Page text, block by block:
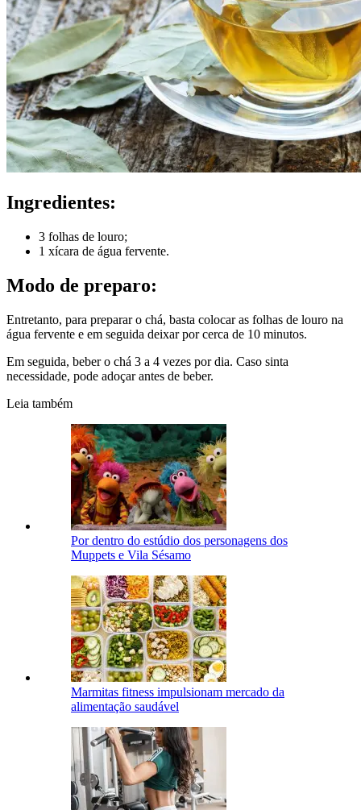
Ingredientes:
3 folhas de louro;
1 xícara de água fervente.
Modo de preparo:
Entretanto, para preparar o chá, basta colocar as folhas de louro na
água fervente e em seguida deixar por cerca de 10 minutos.
Em seguida, beber o chá 3 a 4 vezes por dia. Caso sinta
necessidade, pode adoçar antes de beber.
Leia também
Por dentro do estúdio dos personagens dos
Muppets e Vila Sésamo
Marmitas fitness impulsionam mercado da
alimentação saudável